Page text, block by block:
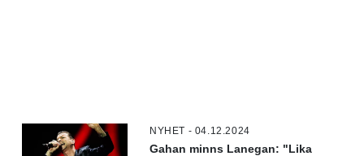
NYHET - 04.12.2024
Gahan minns Lanegan: "Lika